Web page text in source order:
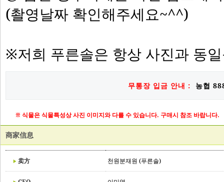
(촬영날짜 확인해주세요~^^)
※저희 푸른솔은 항상 사진과 동
무통장 입금 안내 : 농협
※ 식물은 식물특성상 사진 이미지와 다를 수 있습니다. 구매시 참조 바랍니다.
商家信息
卖方 천원분재원 (푸른솔)